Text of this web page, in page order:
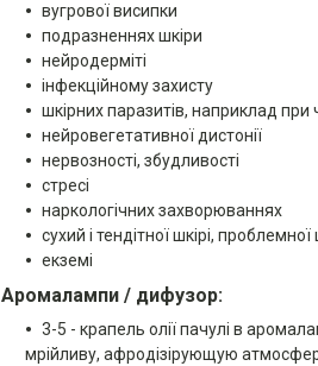
вугрової висипки
подразненнях шкіри
нейродерміті
інфекційному захисту
шкірних паразитів, наприклад при
нейровегетативної дистонії
нервозності, збудливості
стресі
наркологічних захворюваннях
сухий і тендітної шкірі, проблемної
екземі
Аромалампи / дифузор:
3-5 - крапель олії пачулі в
мрійливу, афродізірующую